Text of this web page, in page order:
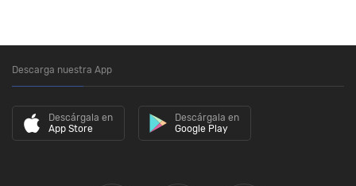
Descarga nuestra App
Descárgala en
App Store
Descárgala en
Google Play